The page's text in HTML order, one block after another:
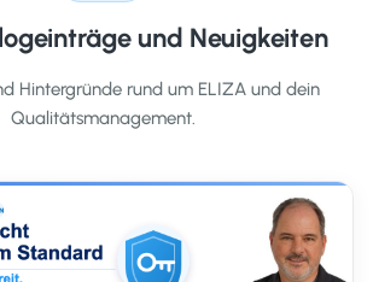
und Neuigkeiten
Hintergründe rund um ELIZA und dein
Qualitätsmanagement.